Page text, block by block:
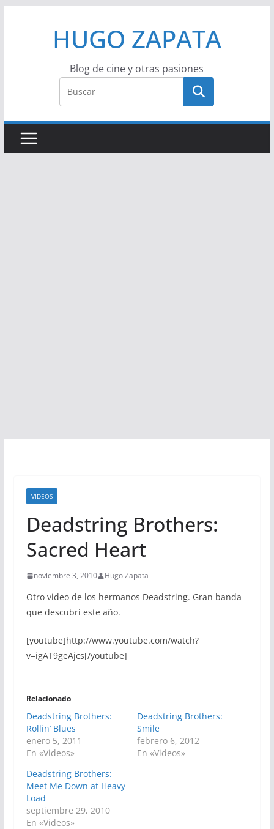
HUGO ZAPATA
Blog de cine y otras pasiones
VIDEOS
Deadstring Brothers:
Sacred Heart
noviembre 3, 2010 Hugo Zapata
Otro video de los hermanos Deadstring. Gran banda
que descubrí este año.
[youtube]http://www.youtube.com/watch?
v=igAT9geAjcs[/youtube]
Relacionado
Deadstring Brothers:
Rollin’ Blues
enero 5, 2011
En «Videos»
Deadstring Brothers:
Smile
febrero 6, 2012
En «Videos»
Deadstring Brothers:
Meet Me Down at Heavy
Load
septiembre 29, 2010
En «Videos»